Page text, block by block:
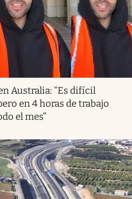
Australia: “Es difícil
en 4 horas de trabajo
el mes”